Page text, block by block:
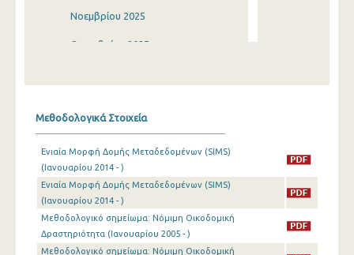
Νοεμβρίου 2025
Οκτωβρίου 2025
Ιουνίου 2025
Μαΐου 2025
Απριλίου 2025
Μαρτίου 2025
Μεθοδολογικά Στοιχεία
Ενιαία Μορφή Δομής Μεταδεδομένων (SIMS)
(Ιανουαρίου 2014 - )
Ενιαία Μορφή Δομής Μεταδεδομένων (SIMS)
(Ιανουαρίου 2014 - )
Μεθοδολογικό σημείωμα: Νόμιμη Οικοδομική
Δραστηριότητα (Ιανουαρίου 2005 - )
Μεθοδολογικό σημείωμα: Νόμιμη Οικοδομική